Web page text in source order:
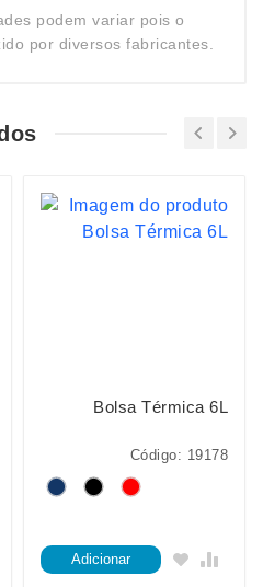
podem variar pois o
por diversos fabricantes.
Bolsa Térmica 6L
Código: 19178
Adicionar